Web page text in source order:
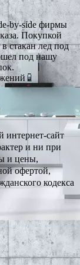
by-side фирмы
Покупкой
стакан лед под
под нашу
сайт
и ни при
и цены,
офертой,
кодекса